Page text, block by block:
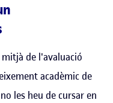
de l'avaluació
acadèmic de
les heu de cursar en